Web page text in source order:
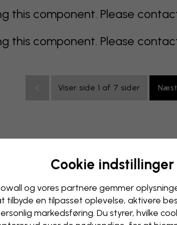
this component. Please
this component. Please
Viser side 1 af 7 sider
Orange lyserødt lilla rødt turkis
Cookie indstillinger
og vores partnere gemmer
tilbyde en tilpasset oplevelse, aktivere
markedsføring. Du styrer, hvilke